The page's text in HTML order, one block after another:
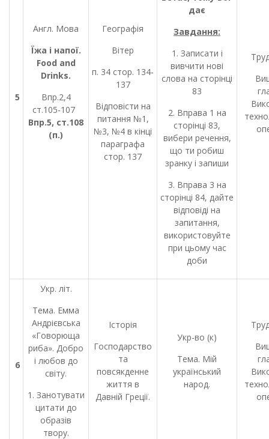
5
Англ. Мова
Їжа і напої.
Food and
Drinks.
Впр.2,4
ст.105-107
Впр.5, ст.108
(п.)
Географія
Вітер
п. 34 стор. 134-
137
Відповісти на
питання №1,
№3, №4 в кінці
параграфа
стор. 137
дає
Завдання:
1. Записати і
вивчити нові
слова на сторінці
83
2. Вправа 1 на
сторінці 83,
вибери речення,
що ти робиш
зранку і запиши
3. Вправа 3 на
сторінці 84, дайте
відповіді на
запитання,
використовуйте
при цьому час
доби
6
Укр. літ.
Тема. Емма
Андрієвська
«Говорюща
риба». Добро
і любов до
світу.
1. Занотувати
цитати до
образів
твору.
Історія
Господарство
та
повсякденне
життя в
Давній Греції.
Укр-во (к)
Тема. Мій
український
народ.